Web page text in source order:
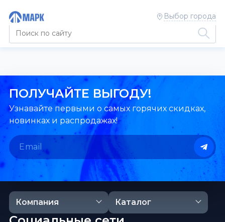
Выбор города
ПОЛУЧАЙТЕ ВЫГОДУ!
Узнавайте первыми о самых горячих скидках,
новинках и распродажах!
Компания Каталог